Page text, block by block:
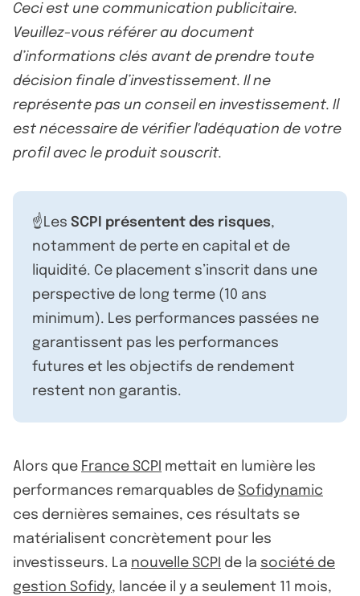
Ceci est une communication publicitaire.
Veuillez-vous référer au document
d’informations clés avant de prendre toute
décision finale d’investissement. Il ne
représente pas un conseil en investissement. Il
est nécessaire de vérifier l'adéquation de votre
profil avec le produit souscrit.
☝️Les SCPI présentent des risques,
notamment de perte en capital et de
liquidité. Ce placement s’inscrit dans une
perspective de long terme (10 ans
minimum). Les performances passées ne
garantissent pas les performances
futures et les objectifs de rendement
restent non garantis.
Alors que France SCPI mettait en lumière les
performances remarquables de Sofidynamic
ces dernières semaines, ces résultats se
matérialisent concrètement pour les
investisseurs. La nouvelle SCPI de la société de
gestion Sofidy, lancée il y a seulement 11 mois,